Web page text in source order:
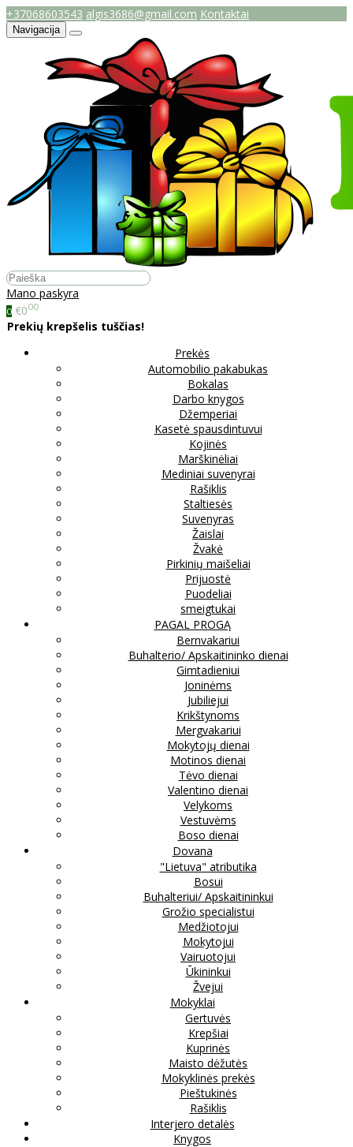
+37068603543 algis3686@gmail.com Kontaktai
Navigacija
Mano paskyra
0 €000
Prekių krepšelis tuščias!
Prekės
Automobilio pakabukas
Bokalas
Darbo knygos
Džemperiai
Kasetė spausdintuvui
Kojinės
Marškinėliai
Mediniai suvenyrai
Rašiklis
Staltiesės
Suvenyras
Žaislai
Žvakė
Pirkinių maišeliai
Prijuostė
Puodeliai
smeigtukai
PAGAL PROGĄ
Bernvakariui
Buhalterio/ Apskaitininko dienai
Gimtadieniui
Joninėms
Jubiliejui
Krikštynoms
Mergvakariui
Mokytojų dienai
Motinos dienai
Tėvo dienai
Valentino dienai
Velykoms
Vestuvėms
Boso dienai
Dovana
"Lietuva" atributika
Bosui
Buhalteriui/ Apskaitininkui
Grožio specialistui
Medžiotojui
Mokytojui
Vairuotojui
Ūkininkui
Žvejui
Mokyklai
Gertuvės
Krepšiai
Kuprinės
Maisto dėžutės
Mokyklinės prekės
Pieštukinės
Rašiklis
Interjero detalės
Knygos